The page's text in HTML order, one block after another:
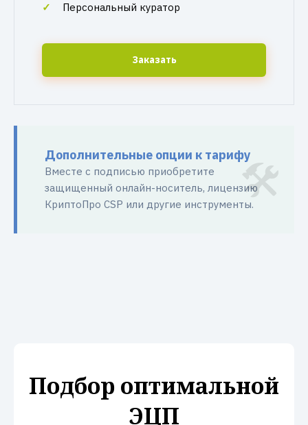
Персональный куратор
Заказать
Дополнительные опции к тарифу
Вместе с подписью приобретите
защищенный онлайн-носитель, лицензию
КриптоПро CSP или другие инструменты.
Подбор оптимальной
ЭЦП